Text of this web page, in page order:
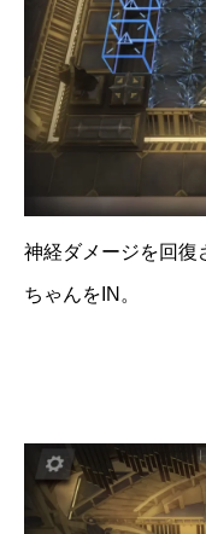
神経ダメージを回復
ちゃんをIN。